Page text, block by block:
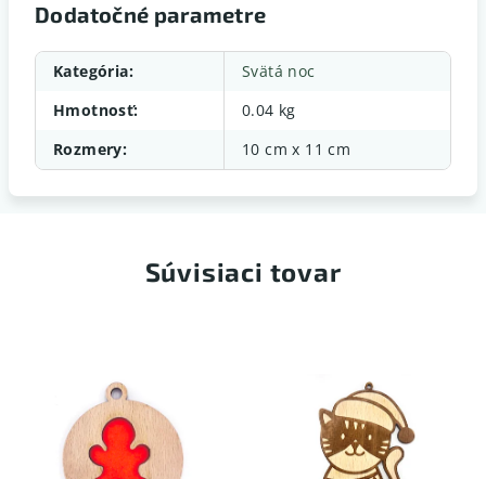
Dodatočné parametre
Kategória:
Svätá noc
Hmotnosť:
0.04 kg
Rozmery: 10 cm x 11 cm
Súvisiaci tovar